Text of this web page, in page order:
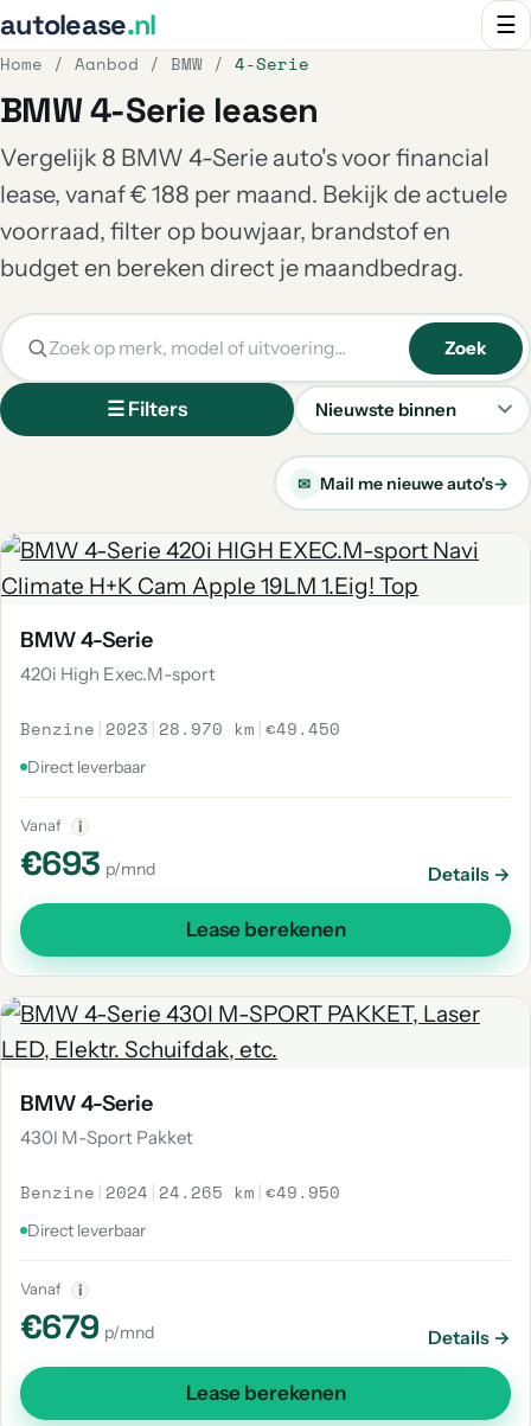
autolease.nl ☰
Home / Aanbod / BMW / 4-Serie
BMW 4-Serie leasen
Vergelijk 8 BMW 4-Serie auto's voor financial
lease, vanaf € 188 per maand. Bekijk de actuele
voorraad, filter op bouwjaar, brandstof en
budget en bereken direct je maandbedrag.
☰ Filters
Sorteren
Zoek
✉ Mail me nieuwe auto's→
BMW 4-Serie
420i High Exec.M-sport
Benzine | 2023 | 28.970 km |€49.450
Direct leverbaar
Vanaf i
€693 p/mnd Details →
Lease berekenen
BMW 4-Serie
430I M-Sport Pakket
Benzine | 2024 | 24.265 km |€49.950
Direct leverbaar
Vanaf i
€679 p/mnd Details →
Lease berekenen